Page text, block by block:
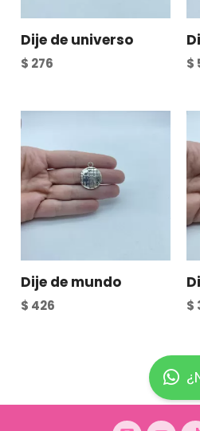
Dije de universo
$ 276 $
Dije de mundo
$ 426 $